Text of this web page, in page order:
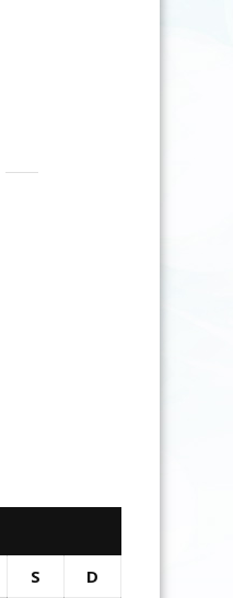
S
D